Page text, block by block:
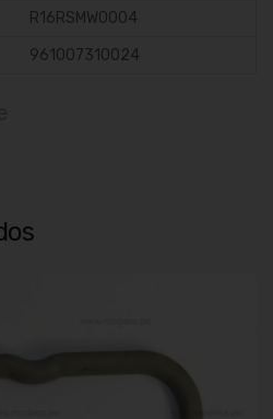
R16RSMW0004
961007310024